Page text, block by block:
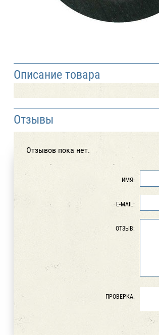
Описание товара
Отзывы
Отзывов пока нет.
ИМЯ:
E-MAIL:
ОТЗЫВ:
ПРОВЕРКА: